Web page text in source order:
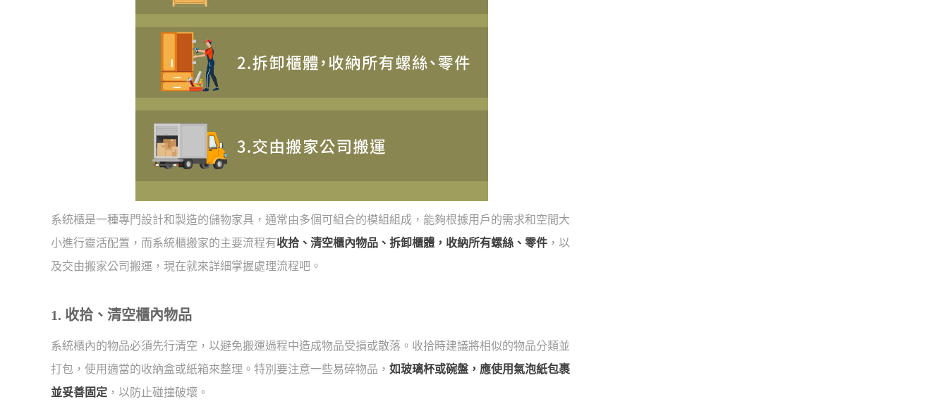
系統櫃是一種專門設計和製造的儲物家具，通常由多個可組合的模組組成，能夠根據用戶的需求和空間大
小進行靈活配置，而系統櫃搬家的主要流程有 收拾、清空櫃內物品、拆卸櫃體，收納所有螺絲、零件 ，以
及交由搬家公司搬運，現在就來詳細掌握處理流程吧。
1. 收拾、清空櫃內物品
系統櫃內的物品必須先行清空，以避免搬運過程中造成物品受損或散落。收拾時建議將相似的物品分類並
打包，使用適當的收納盒或紙箱來整理。特別要注意一些易碎物品， 如玻璃杯或碗盤，應使用氣泡紙包裹
並妥善固定 ，以防止碰撞破壞。